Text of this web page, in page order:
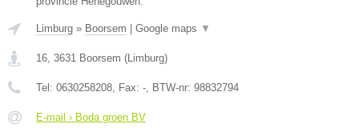
Limburg » Boorsem Google maps ▼
16, 3631 Boorsem (Limburg)
Tel: 0630258208, Fax: -, BTW-nr: 98832794
E-mail › Boda groen BV